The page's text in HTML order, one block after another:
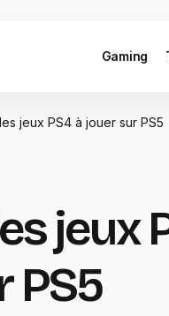
Gaming
jeux PS4 à jouer sur PS5
jeux
PS5